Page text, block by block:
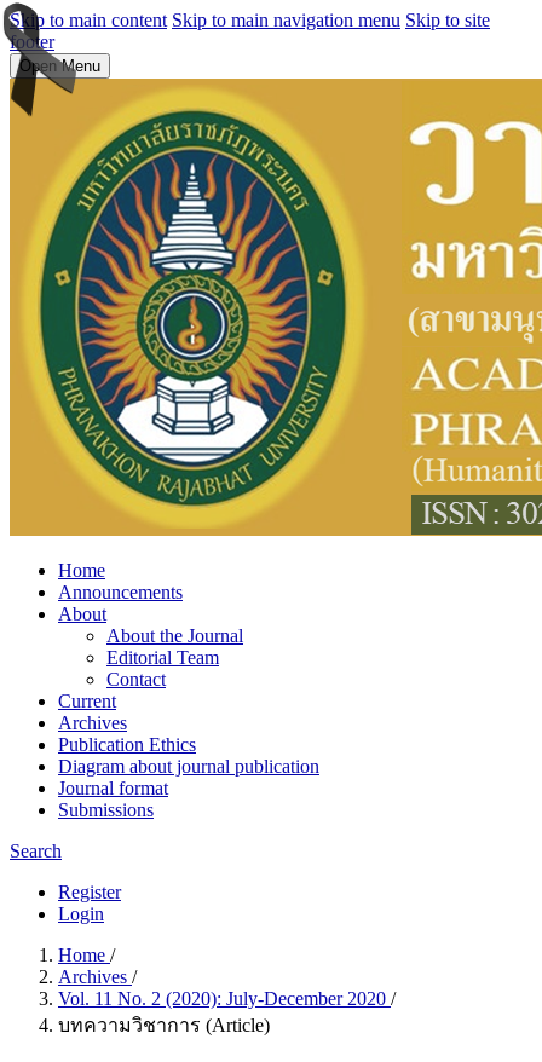
Skip to main content Skip to main navigation menu Skip to site
footer
Open Menu
Home
Announcements
About
About the Journal
Editorial Team
Contact
Current
Archives
Publication Ethics
Diagram about journal publication
Journal format
Submissions
Search
Register
Login
Home /
Archives /
Vol. 11 No. 2 (2020): July-December 2020 /
บทความวิชาการ (Article)